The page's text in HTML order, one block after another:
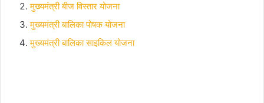
मुख्यमंत्री बीज विस्तार योजना
मुख्यमंत्री बालिका पोषक योजना
मुख्यमंत्री बालिका साइकिल योजना